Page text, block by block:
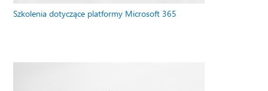
Szkolenia dotyczące platformy Microsoft 365